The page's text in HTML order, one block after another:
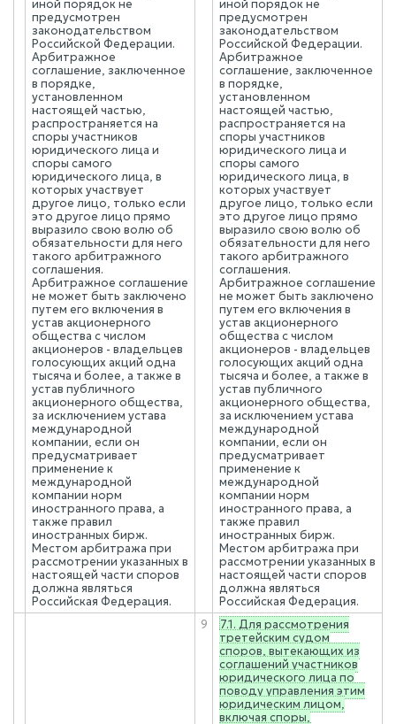
иной порядок не
предусмотрен
законодательством
Российской Федерации.
Арбитражное
соглашение, заключенное
в порядке,
установленном
настоящей частью,
распространяется на
споры участников
юридического лица и
споры самого
юридического лица, в
которых участвует
другое лицо, только если
это другое лицо прямо
выразило свою волю об
обязательности для него
такого арбитражного
соглашения.
Арбитражное соглашение
не может быть заключено
путем его включения в
устав акционерного
общества с числом
акционеров - владельцев
голосующих акций одна
тысяча и более, а также в
устав публичного
акционерного общества,
за исключением устава
международной
компании, если он
предусматривает
применение к
международной
компании норм
иностранного права, а
также правил
иностранных бирж.
Местом арбитража при
рассмотрении указанных в
настоящей части споров
должна являться
Российская Федерация.
иной порядок не
предусмотрен
законодательством
Российской Федерации.
Арбитражное
соглашение, заключенное
в порядке,
установленном
настоящей частью,
распространяется на
споры участников
юридического лица и
споры самого
юридического лица, в
которых участвует
другое лицо, только если
это другое лицо прямо
выразило свою волю об
обязательности для него
такого арбитражного
соглашения.
Арбитражное соглашение
не может быть заключено
путем его включения в
устав акционерного
общества с числом
акционеров - владельцев
голосующих акций одна
тысяча и более, а также в
устав публичного
акционерного общества,
за исключением устава
международной
компании, если он
предусматривает
применение к
международной
компании норм
иностранного права, а
также правил
иностранных бирж.
Местом арбитража при
рассмотрении указанных в
настоящей части споров
должна являться
Российская Федерация.
9
7.1. Для рассмотрения
третейским судом
споров, вытекающих из
соглашений участников
юридического лица по
поводу управления этим
юридическим лицом,
включая споры,